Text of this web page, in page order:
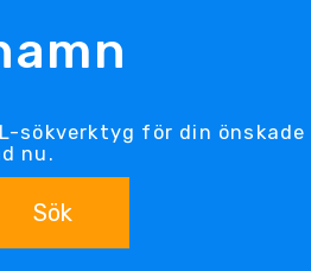
sökverktyg för din önskade
nu.
Sök